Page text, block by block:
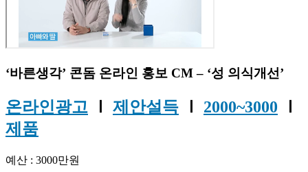
‘바른생각’ 콘돔 온라인 홍보 CM – ‘성 의식개선’
온라인광고 제안설득 2000~3000
제품
예산 : 3000만원